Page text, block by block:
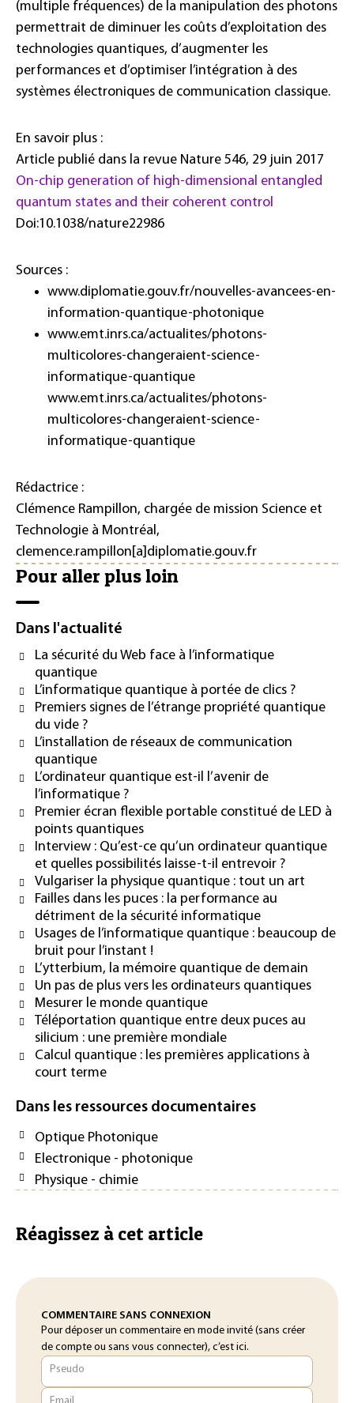
(multiple fréquences) de la manipulation des photons
permettrait de diminuer les coûts d’exploitation des
technologies quantiques, d’augmenter les
performances et d’optimiser l’intégration à des
systèmes électroniques de communication classique.
En savoir plus :
Article publié dans la revue Nature 546, 29 juin 2017
On-chip generation of high-dimensional entangled
quantum states and their coherent control
Doi:10.1038/nature22986
Sources :
www.diplomatie.gouv.fr/nouvelles-avancees-en-
information-quantique-photonique
www.emt.inrs.ca/actualites/photons-
multicolores-changeraient-science-
informatique-quantique
www.emt.inrs.ca/actualites/photons-
multicolores-changeraient-science-
informatique-quantique
Rédactrice :
Clémence Rampillon, chargée de mission Science et
Technologie à Montréal,
clemence.rampillon[a]diplomatie.gouv.fr
Pour aller plus loin
Dans l'actualité
La sécurité du Web face à l’informatique
quantique
L’informatique quantique à portée de clics ?
Premiers signes de l’étrange propriété quantique
du vide ?
L’installation de réseaux de communication
quantique
L’ordinateur quantique est-il l’avenir de
l’informatique ?
Premier écran flexible portable constitué de LED à
points quantiques
Interview : Qu’est-ce qu’un ordinateur quantique
et quelles possibilités laisse-t-il entrevoir ?
Vulgariser la physique quantique : tout un art
Failles dans les puces : la performance au
détriment de la sécurité informatique
Usages de l’informatique quantique : beaucoup de
bruit pour l’instant !
L’ytterbium, la mémoire quantique de demain
Un pas de plus vers les ordinateurs quantiques
Mesurer le monde quantique
Téléportation quantique entre deux puces au
silicium : une première mondiale
Calcul quantique : les premières applications à
court terme
Dans les ressources documentaires
Optique Photonique
Electronique - photonique
Physique - chimie
Réagissez à cet article
COMMENTAIRE SANS CONNEXION
Pour déposer un commentaire en mode invité (sans créer
de compte ou sans vous connecter), c’est ici.
Pseudo